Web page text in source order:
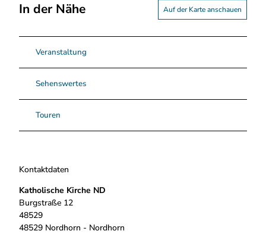
In der Nähe Auf der Karte anschauen
Veranstaltung
Sehenswertes
Touren
Kontaktdaten
Katholische Kirche ND
Burgstraße 12
48529
48529 Nordhorn - Nordhorn